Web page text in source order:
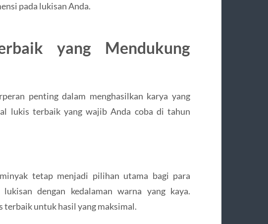
pada lukisan Anda.
yang Mendukung
penting dalam menghasilkan karya yang
lukis terbaik yang wajib Anda coba di tahun
tetap menjadi pilihan utama bagi para
dengan kedalaman warna yang kaya.
terbaik untuk hasil yang maksimal.